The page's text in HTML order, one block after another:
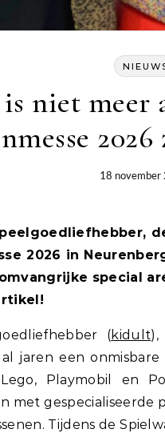
is niet
18 november
2026 in
special
(kidult),
jaren een
Playmobil en
met
Tijdens de